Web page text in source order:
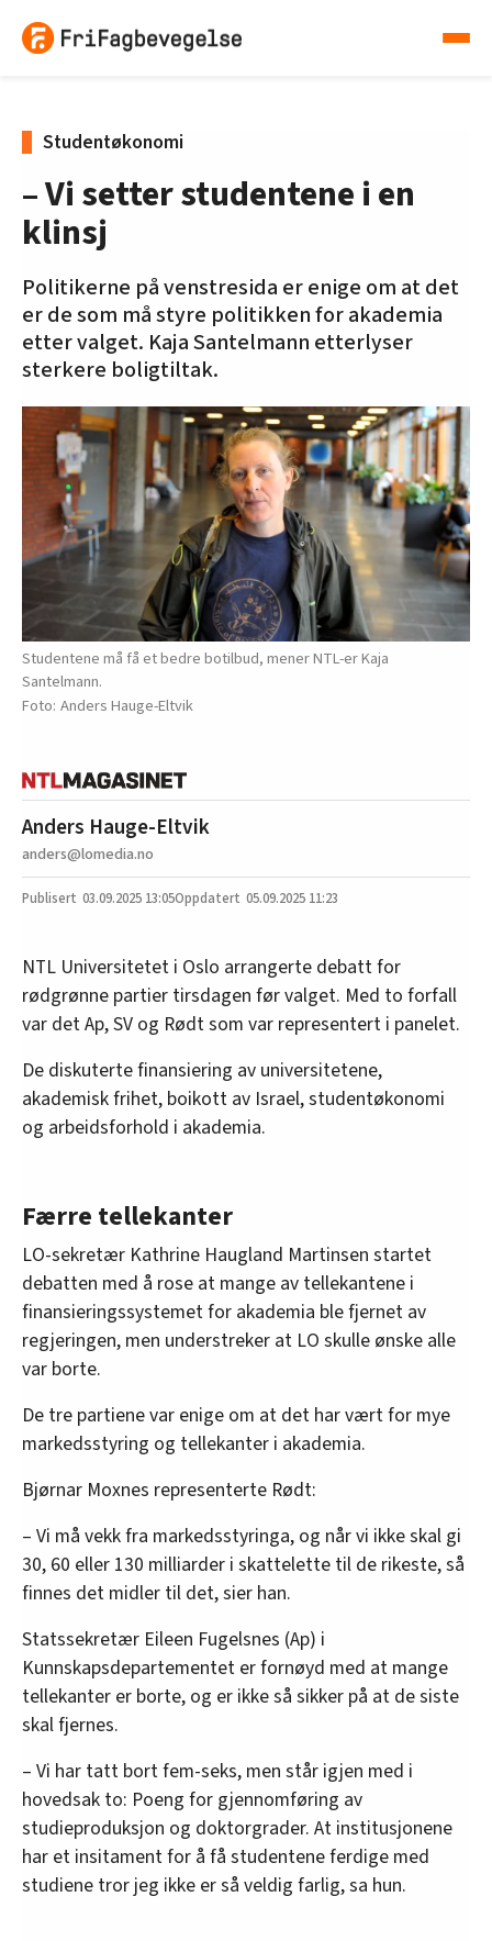
Studentøkonomi
– Vi setter studentene i en
klinsj
Politikerne på venstresida er enige om at det
er de som må styre politikken for akademia
etter valget. Kaja Santelmann etterlyser
sterkere boligtiltak.
Studentene må få et bedre botilbud, mener NTL-er Kaja
Santelmann.
Anders Hauge-Eltvik
Anders Hauge-Eltvik
anders@lomedia.no
03.09.2025 13:05 05.09.2025 11:23
NTL Universitetet i Oslo arrangerte debatt for
rødgrønne partier tirsdagen før valget. Med to forfall
var det Ap, SV og Rødt som var representert i panelet.
De diskuterte finansiering av universitetene,
akademisk frihet, boikott av Israel, studentøkonomi
og arbeidsforhold i akademia.
Færre tellekanter
LO-sekretær Kathrine Haugland Martinsen startet
debatten med å rose at mange av tellekantene i
finansieringssystemet for akademia ble fjernet av
regjeringen, men understreker at LO skulle ønske alle
var borte.
De tre partiene var enige om at det har vært for mye
markedsstyring og tellekanter i akademia.
Bjørnar Moxnes representerte Rødt:
– Vi må vekk fra markedsstyringa, og når vi ikke skal gi
30, 60 eller 130 milliarder i skattelette til de rikeste, så
finnes det midler til det, sier han.
Statssekretær Eileen Fugelsnes (Ap) i
Kunnskapsdepartementet er fornøyd med at mange
tellekanter er borte, og er ikke så sikker på at de siste
skal fjernes.
– Vi har tatt bort fem-seks, men står igjen med i
hovedsak to: Poeng for gjennomføring av
studieproduksjon og doktorgrader. At institusjonene
har et insitament for å få studentene ferdige med
studiene tror jeg ikke er så veldig farlig, sa hun.